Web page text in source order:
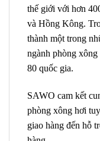
thế giới với hơn
và Hồng Kông.
thành một trong
ngành phòng
80 quốc gia.
SAWO cam kết
phòng xông hơi
giao hàng đến hỗ